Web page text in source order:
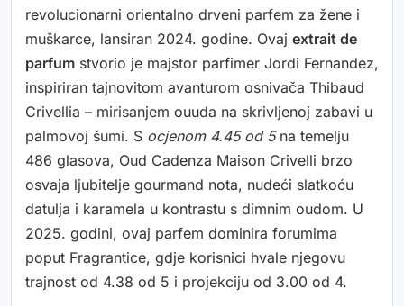
revolucionarni orientalno drveni parfem za žene i
muškarce, lansiran 2024. godine. Ovaj extrait de
parfum stvorio je majstor parfimer Jordi Fernandez,
inspiriran tajnovitom avanturom osnivača Thibaud
Crivellia – mirisanjem ouuda na skrivljenoj zabavi u
palmovoj šumi. S ocjenom 4.45 od 5na temelju
486 glasova, Oud Cadenza Maison Crivelli brzo
osvaja ljubitelje gourmand nota, nudeći slatkoću
datulja i karamela u kontrastu s dimnim oudom. U
2025. godini, ovaj parfem dominira forumima
poput Fragrantice, gdje korisnici hvale njegovu
trajnost od 4.38 od 5 i projekciju od 3.00 od 4.